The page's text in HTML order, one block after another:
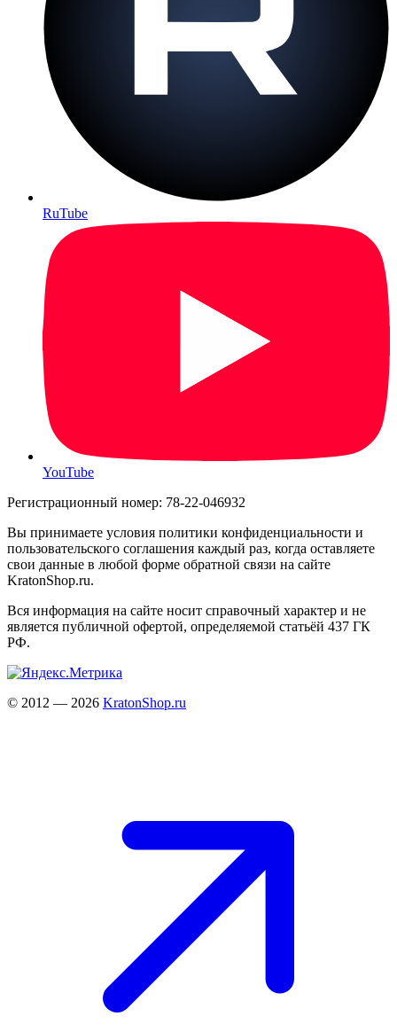
RuTube
YouTube
Регистрационный номер: 78-22-046932
Вы принимаете условия политики конфиденциальности и
пользовательского соглашения каждый раз, когда оставляете
свои данные в любой форме обратной связи на сайте
KratonShop.ru.
Вся информация на сайте носит справочный характер и не
является публичной офертой, определяемой статьёй 437 ГК
РФ.
© 2012 — 2026 KratonShop.ru